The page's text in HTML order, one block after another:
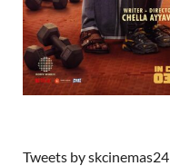
Tweets by skcinemas24